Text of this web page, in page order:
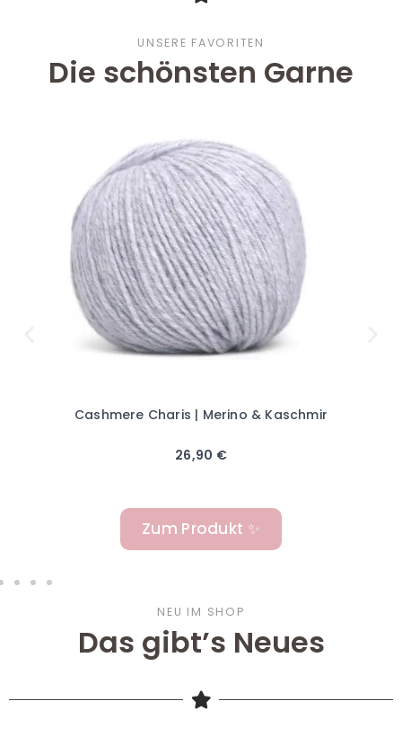
UNSERE FAVORITEN
Die schönsten Garne
Cashmere Charis | Merino & Kaschmir
26,90 €
Zum Produkt ✨
NEU IM SHOP
Das gibt’s Neues